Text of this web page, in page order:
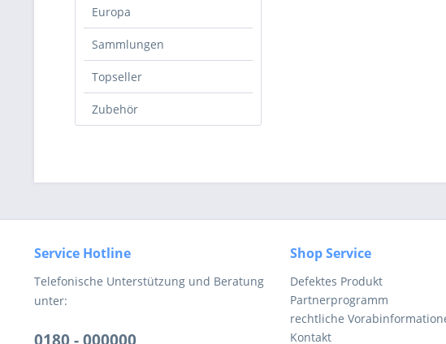
Europa
Sammlungen
Topseller
Zubehör
Service Hotline
Telefonische Unterstützung und Beratung
unter:
Shop Service
Defektes Produkt
Partnerprogramm
rechtliche
Kontakt